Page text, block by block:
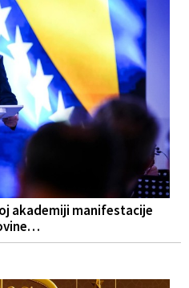
akademiji manifestacije